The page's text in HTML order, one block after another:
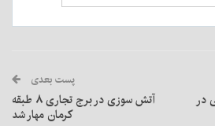
در
پست بعدی
آتش سوزی در برج تجاری ۸ طبقه
کرمان مهار شد